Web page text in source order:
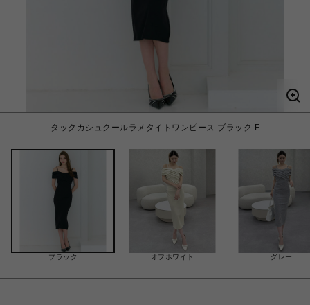
タックカシュクールラメタイトワンピース ブラック F
ブラック オフホワイト グレー